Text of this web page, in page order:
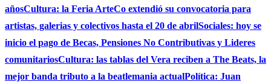
añosCultura: la Feria ArteCo extendió su convocatoria para
artistas, galerias y colectivos hasta el 20 de abrilSociales: hoy se
inicio el pago de Becas, Pensiones No Contributivas y Lideres
comunitariosCultura: las tablas del Vera reciben a The Beats, la
mejor banda tributo a la beatlemania actualPolítica: Juan